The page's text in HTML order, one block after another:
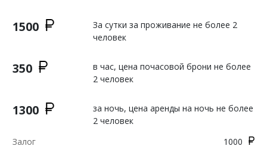
1500
За сутки за проживание не более 2
человек
350
в час, цена почасовой брони не более
2 человек
1300
за ночь, цена аренды на ночь не более
2 человек
Залог
1000